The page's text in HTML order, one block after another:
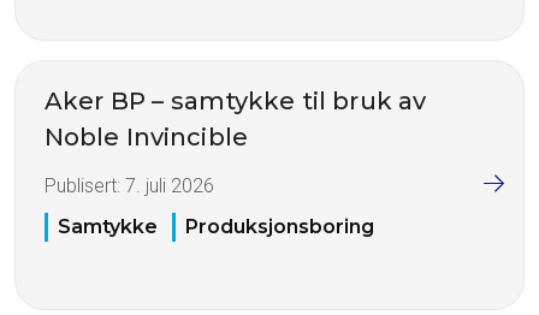
Aker BP – samtykke til bruk av
Noble Invincible
Publisert: 7. juli 2026
Samtykke
Produksjonsboring